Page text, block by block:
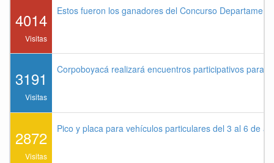
4014
Visitas
Estos fueron los ganadores del Concurso
3191
Visitas
Corpoboyacá realizará encuentros participativos para
2872
Visitas
Pico y placa para vehículos particulares del 3 al 6 de